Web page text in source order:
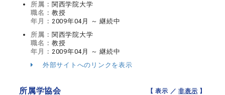
所属： 関西学院大学
職名： 教授
年月： 2009年04月 ～ 継続中
所属： 関西学院大学
職名： 教授
年月： 2009年04月 ～ 継続中
外部サイトへのリンクを表示
所属学協会 【 表示 ／非表示 】